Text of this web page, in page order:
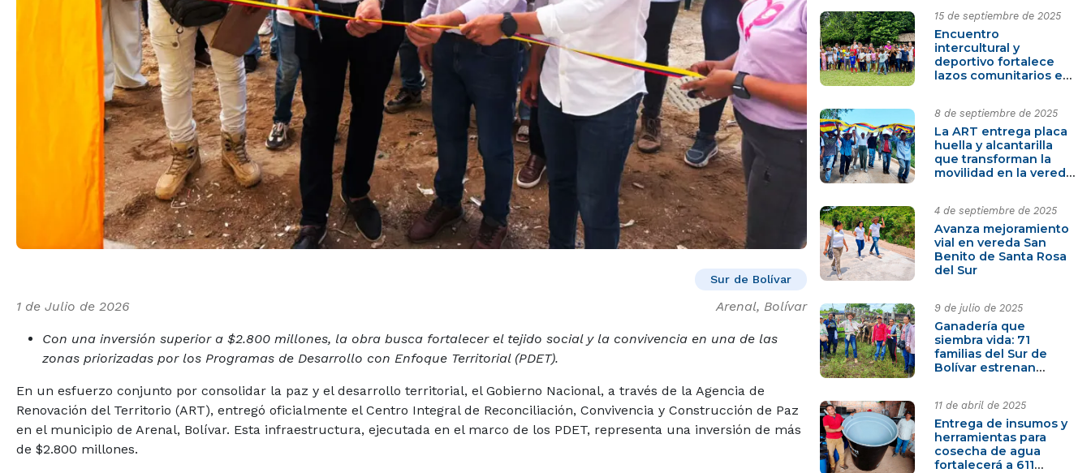
Sur de Bolívar
1 de Julio de 2026 Arenal, Bolívar
Con una inversión superior a $2.800 millones, la obra busca fortalecer el tejido social y la convivencia en una de las
zonas priorizadas por los Programas de Desarrollo con Enfoque Territorial (PDET).
En un esfuerzo conjunto por consolidar la paz y el desarrollo territorial, el Gobierno Nacional, a través de la Agencia de
Renovación del Territorio (ART), entregó oficialmente el Centro Integral de Reconciliación, Convivencia y Construcción de Paz
en el municipio de Arenal, Bolívar. Esta infraestructura, ejecutada en el marco de los PDET, representa una inversión de más
de $2.800 millones.
15 de septiembre de 2025
Encuentro
intercultural y
deportivo fortalece
lazos comunitarios en
8 de septiembre de 2025
La ART entrega placa
huella y alcantarilla
que transforman la
movilidad en la vereda
4 de septiembre de 2025
Avanza mejoramiento
vial en vereda San
Benito de Santa Rosa
del Sur
9 de julio de 2025
Ganadería que
siembra vida: 71
familias del Sur de
Bolívar estrenan
11 de abril de 2025
Entrega de insumos y
herramientas para
cosecha de agua
fortalecerá a 611